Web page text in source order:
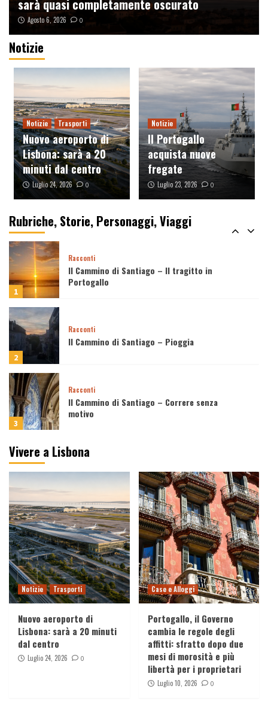
sarà quasi completamente oscurato
Agosto 6, 2026 0
Notizie
Notizie Trasporti
Nuovo aeroporto di
Lisbona: sarà a 20
minuti dal centro
Luglio 24, 2026 0
Notizie
Il Portogallo
acquista nuove
fregate
Luglio 23, 2026 0
Rubriche, Storie, Personaggi, Viaggi
3
Il Cammino di Santiago – Correre senza
4
Viaggi
Booking.com hackerata: fuga di dati degli
utenti, cosa è successo davvero
5
Viaggi
Come il video con il drone dalla favela
tutti lo stanno copiando)
1
Racconti
Il Cammino di Santiago – Il tragitto in
Portogallo
2
Racconti
Il Cammino di Santiago – Pioggia
3
Racconti
Il Cammino di Santiago – Correre senza
motivo
Viaggi
utenti, cosa è successo davvero
5
Viaggi
Come il video con il drone dalla favela
Rocinha ha conquistato il mondo (e perché
tutti lo stanno copiando)
Racconti
Il Cammino di Santiago – Il tragitto in
Racconti
Il Cammino di Santiago – Pioggia
Vivere a Lisbona
Notizie Trasporti
Nuovo aeroporto di
Lisbona: sarà a 20 minuti
dal centro
Luglio 24, 2026 0
Case e Alloggi
Portogallo, il Governo
cambia le regole degli
affitti: sfratto dopo due
mesi di morosità e più
libertà per i proprietari
Luglio 10, 2026 0